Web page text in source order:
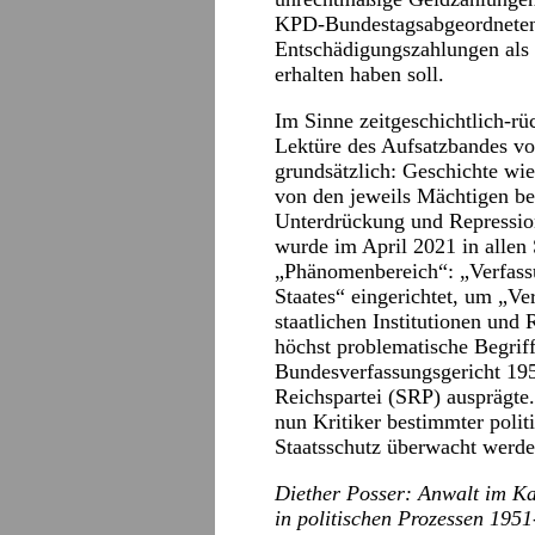
KPD-
Entschädigungszahlungen
erhalten haben soll.
Im Sinne zeitgeschichtlich-
Lektüre des Aufsatzbandes
grundsätzlich: Geschichte
von den jeweils Mächtigen
Unterdrückung und
wurde im April 2021 in allen
„Phänomenbereich“:
Staates“ eingerichtet, um
staatlichen Institutionen und
höchst problematische
Bundesverfassungsgericht
Reichspartei (SRP)
nun Kritiker bestimmter
Staatsschutz überwacht
Diether Posser: Anwalt im
in politischen Prozessen